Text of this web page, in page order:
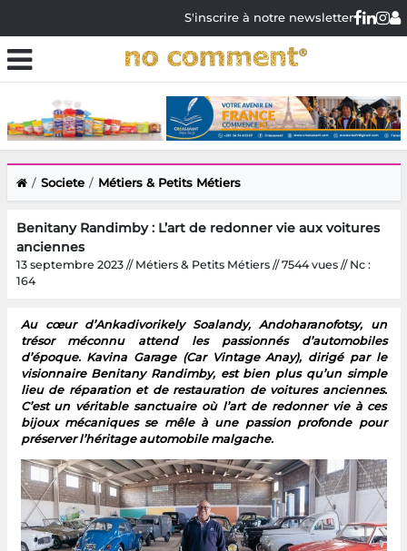
S'inscrire à notre newsletter
Societe Métiers & Petits Métiers
Benitany Randimby : L’art de redonner vie aux voitures
anciennes
13 septembre 2023 // Métiers & Petits Métiers // 7544 vues // Nc :
164
Au cœur d’Ankadivorikely Soalandy, Andoharanofotsy, un
trésor méconnu attend les passionnés d’automobiles
d’époque. Kavina Garage (Car Vintage Anay), dirigé par le
visionnaire Benitany Randimby, est bien plus qu’un simple
lieu de réparation et de restauration de voitures anciennes.
C’est un véritable sanctuaire où l’art de redonner vie à ces
bijoux mécaniques se mêle à une passion profonde pour
préserver l’héritage automobile malgache.